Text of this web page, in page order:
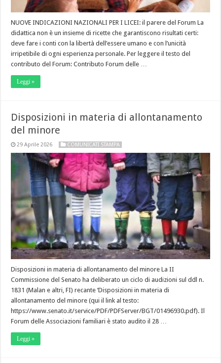
NUOVE INDICAZIONI NAZIONALI PER I LICEI: il parere del Forum La
didattica non è un insieme di ricette che garantiscono risultati certi:
deve fare i conti con la libertà dell’essere umano e con l’unicità
irripetibile di ogni esperienza personale. Per leggere il testo del
contributo del Forum: Contributo Forum delle …
Leggi »
Disposizioni in materia di allontanamento
del minore
29 Aprile 2026 COMUNICATI STAMPA
Disposizioni in materia di allontanamento del minore La II
Commissione del Senato ha deliberato un ciclo di audizioni sul ddl n.
1831 (Malan e altri, FI) recante ‘Disposizioni in materia di
allontanamento del minore (qui il link al testo:
https://www.senato.it/service/PDF/PDFServer/BGT/01496930.pdf). Il
Forum delle Associazioni familiari è stato audito il 28 …
Leggi »